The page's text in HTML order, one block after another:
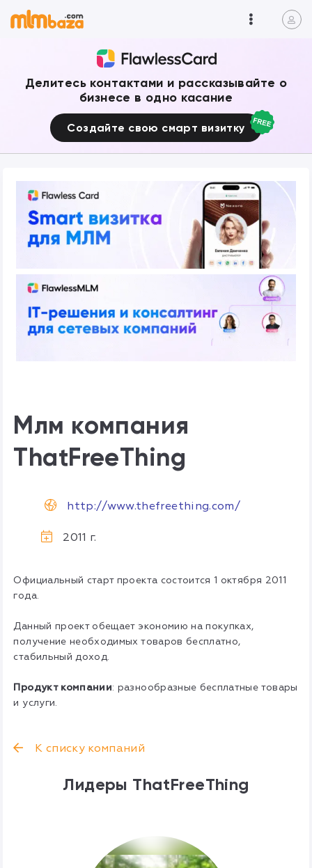
Делитесь контактами и рассказывайте о
бизнесе в одно касание
Создайте свою смарт визитку
Млм компания
ThatFreeThing
http://www.thefreething.com/
2011 г.
Официальный старт проекта состоится 1 октября 2011
года.
Данный проект обещает экономию на покупках,
получение необходимых товаров бесплатно,
стабильный доход.
Продукт компании: разнообразные бесплатные товары
и услуги.
К списку компаний
Лидеры ThatFreeThing